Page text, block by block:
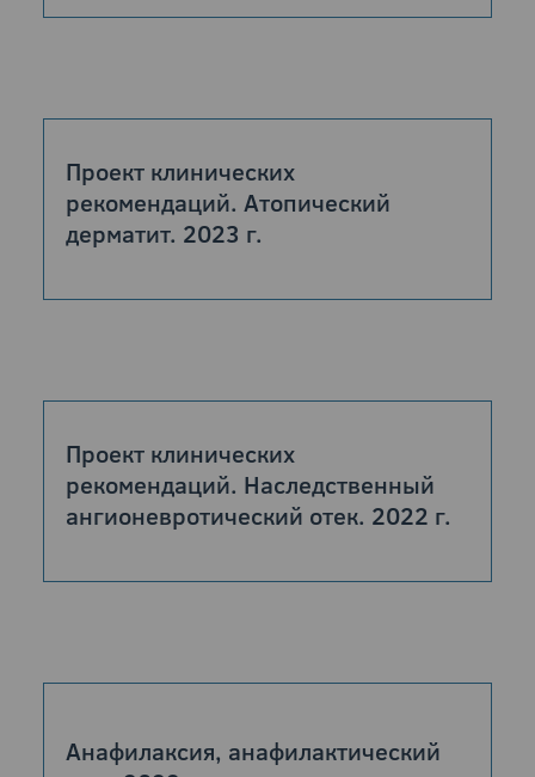
Проект клинических
рекомендаций. Атопический
дерматит. 2023 г.
Проект клинических
рекомендаций. Наследственный
ангионевротический отек. 2022 г.
Анафилаксия, анафилактический